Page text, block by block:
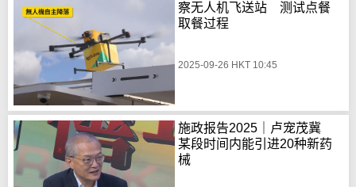
察无人机飞送站 测试点餐
取餐过程
2025-09-26 HKT 10:45
施政报告2025｜卢宠茂冀
某段时间内能引进20种新药
械